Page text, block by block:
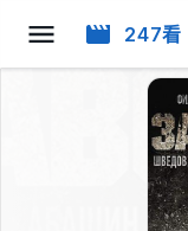
247看